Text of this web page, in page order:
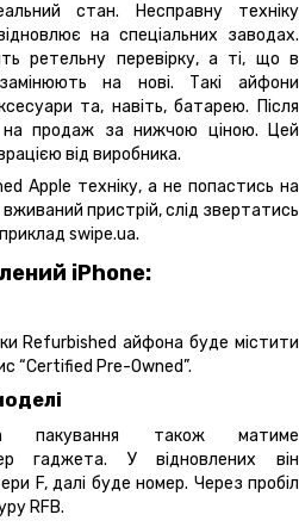
стан. Несправну техніку
на спеціальних заводах.
ретельну перевірку, а ті, що в
на нові. Такі айфони
та, навіть, батарею. Після
на продаж за нижчою ціною. Цей
від виробника.
Apple техніку, а не попастись на
пристрій, слід звертатись
swipe.ua.
iPhone:
Refurbished айфона буде містити
“Certified Pre-Owned”.
пакування також матиме
гаджета. У відновлених він
F, далі буде номер. Через пробіл
RFB.